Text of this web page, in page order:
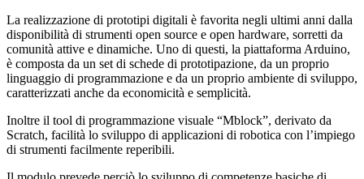
La realizzazione di prototipi digitali è favorita negli ultimi anni dalla
disponibilità di strumenti open source e open hardware, sorretti da
comunità attive e dinamiche. Uno di questi, la piattaforma Arduino,
è composta da un set di schede di prototipazione, da un proprio
linguaggio di programmazione e da un proprio ambiente di sviluppo,
caratterizzati anche da economicità e semplicità.
Inoltre il tool di programmazione visuale “Mblock”, derivato da
Scratch, facilità lo sviluppo di applicazioni di robotica con l’impiego
di strumenti facilmente reperibili.